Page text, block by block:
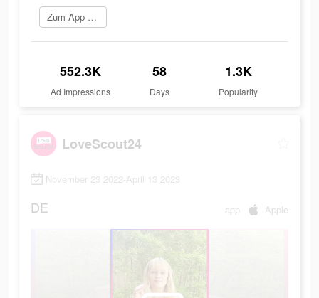
Zum App Store gehen
552.3K
Ad Impressions
58
Days
1.3K
Popularity
LoveScout24
November 23 2022-April 13 2023
DE app Apple